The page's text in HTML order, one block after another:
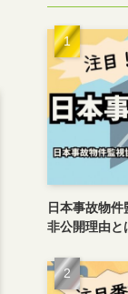
日本事故物
非公開理由と